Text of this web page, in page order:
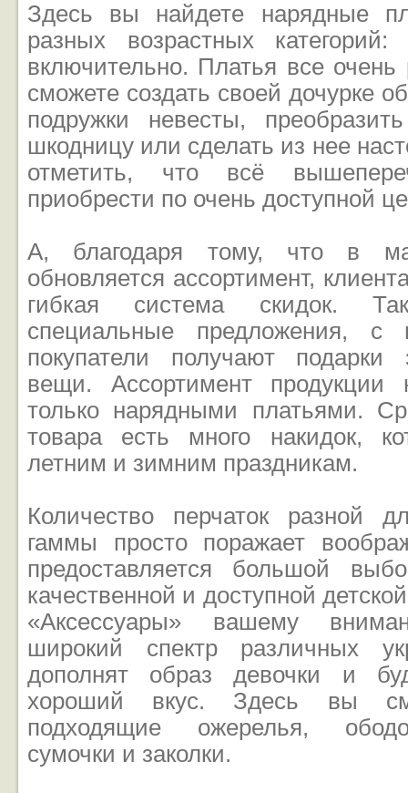
Здесь вы найдете нарядные
разных возрастных
включительно. Платья все
сможете создать своей дочурке
подружки невесты,
шкодницу или сделать из нее
отметить, что всё
приобрести по очень доступной
А, благодаря тому, что в
обновляется ассортимент,
гибкая система скидок.
специальные предложения, с
покупатели получают подарки
вещи. Ассортимент продукции
только нарядными платьями.
товара есть много накидок,
летним и зимним праздникам.
Количество перчаток разной
гаммы просто поражает
предоставляется большой
качественной и доступной
«Аксессуары» вашему
широкий спектр различных
дополнят образ девочки и
хороший вкус. Здесь вы
подходящие ожерелья,
сумочки и заколки.